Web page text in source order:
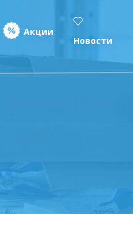
Акции
Новости